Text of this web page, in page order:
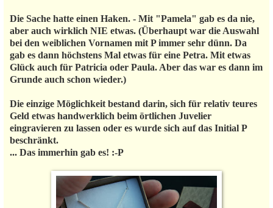
Die Sache hatte einen Haken. - Mit "Pamela" gab es da nie,
aber auch wirklich NIE etwas. (Überhaupt war die Auswahl
bei den weiblichen Vornamen mit P immer sehr dünn. Da
gab es dann höchstens Mal etwas für eine Petra. Mit etwas
Glück auch für Patricia oder Paula. Aber das war es dann im
Grunde auch schon wieder.)
Die einzige Möglichkeit bestand darin, sich für relativ teures
Geld etwas handwerklich beim örtlichen Juvelier
eingravieren zu lassen oder es wurde sich auf das Initial P
beschränkt.
... Das immerhin gab es! :-P